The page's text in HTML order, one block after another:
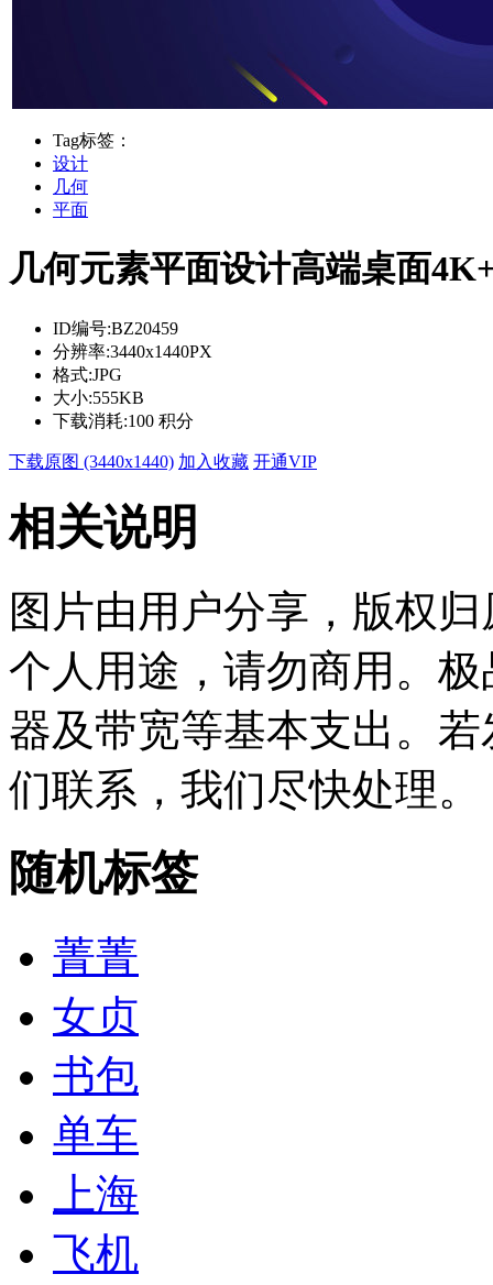
Tag标签：
设计
几何
平面
几何元素平面设计高端桌面
ID编号:BZ20459
分辨率:3440x1440PX
格式:JPG
大小:555KB
下载消耗:100 积分
下载原图 (3440x1440) 加入收藏 开通VIP
相关说明
图片由用户分享，版权
个人用途，请勿商用。
器及带宽等基本支出。
们联系，我们尽快处理。
随机标签
菁菁
女贞
书包
单车
上海
飞机